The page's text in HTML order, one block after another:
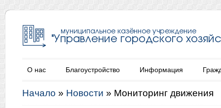
О нас Благоустройство Информация
Начало » Новости » Мониторинг движения